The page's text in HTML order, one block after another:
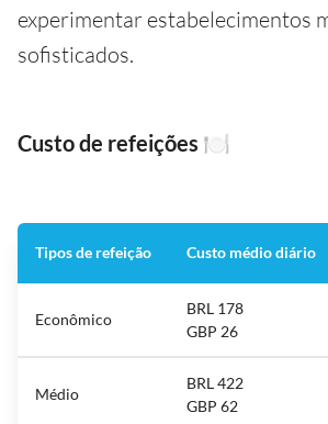
experimentar estabelecimentos
sofisticados.
Custo de refeições 🍽️
Tipos de refeição Custo médio diário
Econômico
BRL 178
GBP 26
Médio
BRL 422
GBP 62